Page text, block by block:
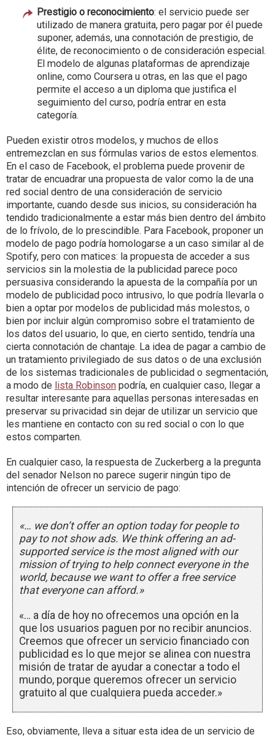
Prestigio o reconocimiento: el servicio puede ser
utilizado de manera gratuita, pero pagar por él puede
suponer, además, una connotación de prestigio, de
élite, de reconocimiento o de consideración especial.
El modelo de algunas plataformas de aprendizaje
online, como Coursera u otras, en las que el pago
permite el acceso a un diploma que justifica el
seguimiento del curso, podría entrar en esta
categoría.
Pueden existir otros modelos, y muchos de ellos
entremezclan en sus fórmulas varios de estos elementos.
En el caso de Facebook, el problema puede provenir de
tratar de encuadrar una propuesta de valor como la de una
red social dentro de una consideración de servicio
importante, cuando desde sus inicios, su consideración ha
tendido tradicionalmente a estar más bien dentro del ámbito
de lo frívolo, de lo prescindible. Para Facebook, proponer un
modelo de pago podría homologarse a un caso similar al de
Spotify, pero con matices: la propuesta de acceder a sus
servicios sin la molestia de la publicidad parece poco
persuasiva considerando la apuesta de la compañía por un
modelo de publicidad poco intrusivo, lo que podría llevarla o
bien a optar por modelos de publicidad más molestos, o
bien por incluir algún compromiso sobre el tratamiento de
los datos del usuario, lo que, en cierto sentido, tendría una
cierta connotación de chantaje. La idea de pagar a cambio de
un tratamiento privilegiado de sus datos o de una exclusión
de los sistemas tradicionales de publicidad o segmentación,
a modo de lista Robinson podría, en cualquier caso, llegar a
resultar interesante para aquellas personas interesadas en
preservar su privacidad sin dejar de utilizar un servicio que
les mantiene en contacto con su red social o con lo que
estos comparten.
En cualquier caso, la respuesta de Zuckerberg a la pregunta
del senador Nelson no parece sugerir ningún tipo de
intención de ofrecer un servicio de pago:
«… we don’t offer an option today for people to
pay to not show ads. We think offering an ad-
supported service is the most aligned with our
mission of trying to help connect everyone in the
world, because we want to offer a free service
that everyone can afford.»
«… a día de hoy no ofrecemos una opción en la
que los usuarios paguen por no recibir anuncios.
Creemos que ofrecer un servicio financiado con
publicidad es lo que mejor se alinea con nuestra
misión de tratar de ayudar a conectar a todo el
mundo, porque queremos ofrecer un servicio
gratuito al que cualquiera pueda acceder.»
Eso, obviamente, lleva a situar esta idea de un servicio de